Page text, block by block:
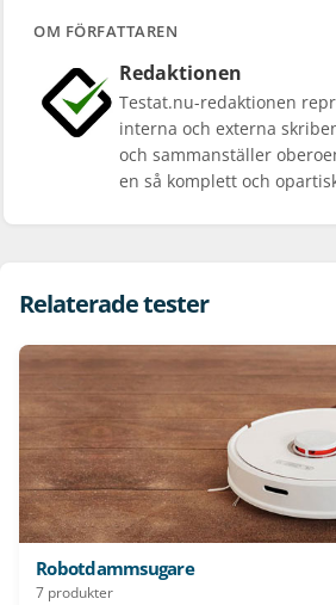
OM FÖRFATTAREN
Redaktionen
Testat.nu-redaktionen
interna och externa
och sammanställer
en så komplett och
Relaterade tester
Robotdammsugare
7 produkter